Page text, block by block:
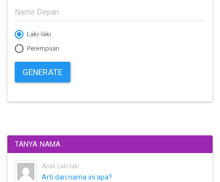
Laki-laki
Perempuan
GENERATE
TANYA NAMA
Anak Laki-laki
Arti dari nama ini apa?